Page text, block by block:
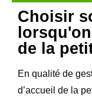
Choisir
de la
En qualité de
d’accueil de la